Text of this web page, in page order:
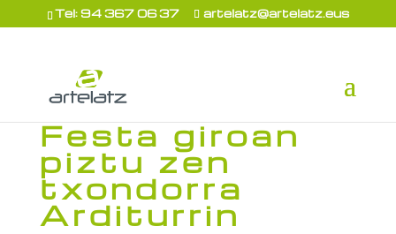
Tel: 94 367 06 37 artelatz@artelatz.eus
Festa giroan
piztu zen
txondorra
Arditurrin